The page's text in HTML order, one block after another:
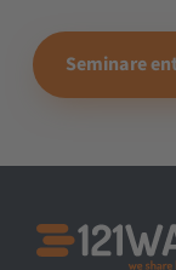
Seminare